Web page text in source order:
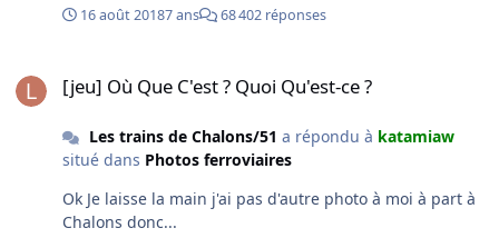
premiers à se plaindre (valable pour tout type de train),
profiter pour vous demander, vous spottez sur châlons ?
16 août 20187 ans 68 402 réponses
[jeu] Où Que C'est ? Quoi Qu'est-ce ?
Les trains de Chalons/51 a répondu à katamiaw
situé dans Photos ferroviaires
Ok Je laisse la main j'ai pas d'autre photo à moi à part à
Chalons donc...